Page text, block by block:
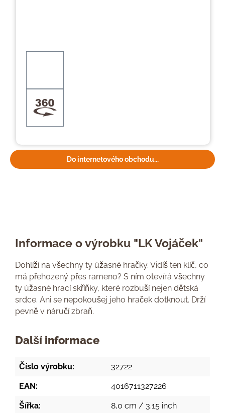
Do internetového obchodu...
Informace o výrobku "LK Vojáček"
Dohlíží na všechny ty úžasné hračky. Vidíš ten klíč, co
má přehozený přes rameno? S ním otevírá všechny
ty úžasné hrací skříňky, které rozbuší nejen dětská
srdce. Ani se nepokoušej jeho hraček dotknout. Drží
pevně v náručí zbraň.
Další informace
Číslo výrobku: 32722
EAN: 4016711327226
Šířka: 8,0 cm / 3.15 inch